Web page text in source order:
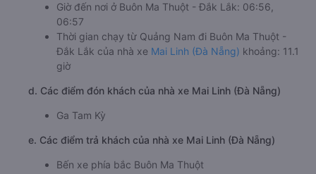
Giờ đến nơi ở Buôn Ma Thuột - Đắk Lắk: 06:56,
06:57
Thời gian chạy từ Quảng Nam đi Buôn Ma Thuột -
Đắk Lắk của nhà xe Mai Linh (Đà Nẵng) khoảng: 11.1
giờ
d. Các điểm đón khách của nhà xe Mai Linh (Đà Nẵng)
Ga Tam Kỳ
e. Các điểm trả khách của nhà xe Mai Linh (Đà Nẵng)
Bến xe phía bắc Buôn Ma Thuột